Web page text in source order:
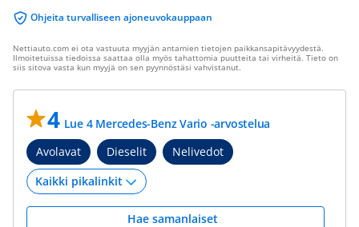
Ohjeita turvalliseen ajoneuvokauppaan
Nettiauto.com ei ota vastuuta myyjän antamien tietojen paikkansapitävyydestä.
Ilmoitetuissa tiedoissa saattaa olla myös tahattomia puutteita tai virheitä. Tieto on
siis sitova vasta kun myyjä on sen pyynnöstäsi vahvistanut.
4 Lue 4 Mercedes-Benz Vario -arvostelua
Avolavat
Dieselit Nelivedot
Hae samanlaiset